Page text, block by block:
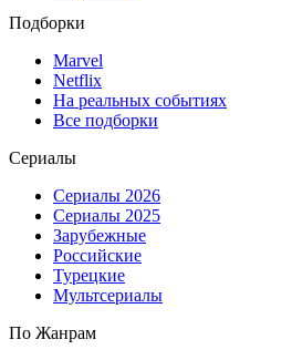
Подборки
Marvel
Netflix
На реальных событиях
Все подборки
Сериалы
Сериалы 2026
Сериалы 2025
Зарубежные
Российские
Турецкие
Мультсериалы
По Жанрам